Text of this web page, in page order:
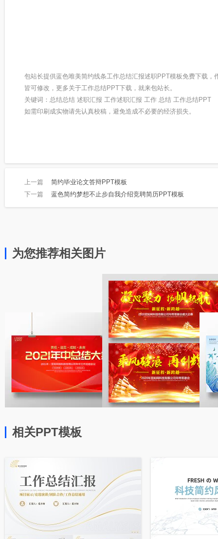
包站长提供蓝色唯美简约线条工作总结汇报述职PPT模板免费下载，
皆可修改，更多关于工作总结PPT下载，就来包站长。
关键词：总结总结 述职汇报 工作述职汇报 工作 总结 工作总结PPT
如需印刷成实物请先认真校稿，避免造成不必要的经济损失。
上一篇 简约毕业论文答辩PPT模板
下一篇 蓝色简约梦想不止步自我介绍竞聘简历PPT模板
为您推荐相关图片
相关PPT模板